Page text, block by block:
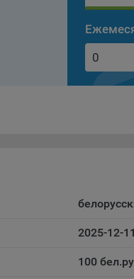
2025-12-11
100